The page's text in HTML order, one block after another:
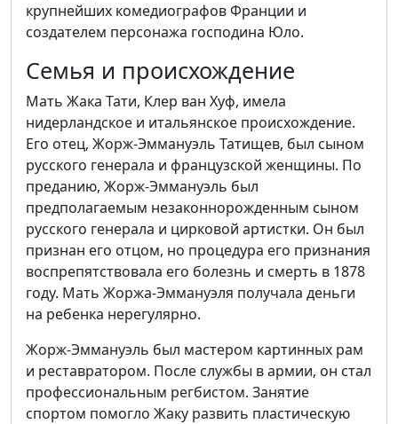
крупнейших комедиографов Франции и
создателем персонажа господина Юло.
Семья и происхождение
Мать Жака Тати, Клер ван Хуф, имела
нидерландское и итальянское происхождение.
Его отец, Жорж-Эммануэль Татищев, был сыном
русского генерала и французской женщины. По
преданию, Жорж-Эммануэль был
предполагаемым незаконнорожденным сыном
русского генерала и цирковой артистки. Он был
признан его отцом, но процедура его признания
воспрепятствовала его болезнь и смерть в 1878
году. Мать Жоржа-Эммануэля получала деньги
на ребенка нерегулярно.
Жорж-Эммануэль был мастером картинных рам
и реставратором. После службы в армии, он стал
профессиональным регбистом. Занятие
спортом помогло Жаку развить пластическую